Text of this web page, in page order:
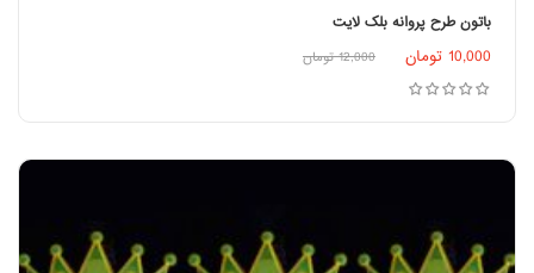
اطلاعات بیشتر
باتون طرح پروانه بلک لایت
10,000 تومان 12,000 تومان